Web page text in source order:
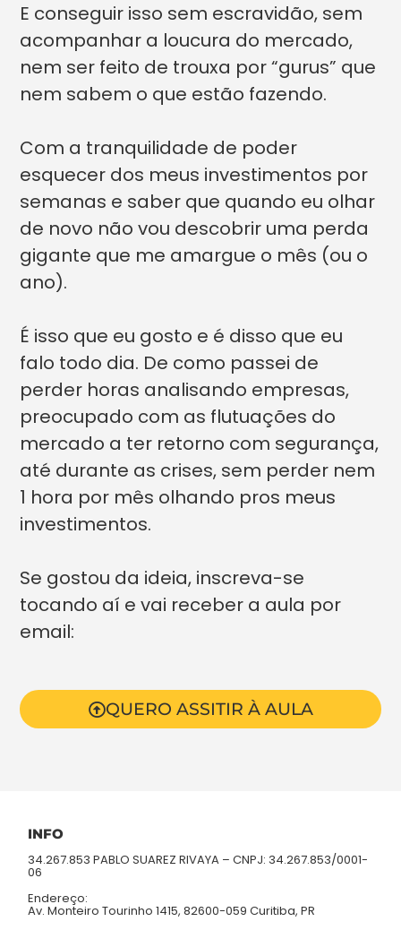
E conseguir isso sem escravidão, sem
acompanhar a loucura do mercado,
nem ser feito de trouxa por “gurus” que
nem sabem o que estão fazendo.
Com a tranquilidade de poder
esquecer dos meus investimentos por
semanas e saber que quando eu olhar
de novo não vou descobrir uma perda
gigante que me amargue o mês (ou o
ano).
É isso que eu gosto e é disso que eu
falo todo dia. De como passei de
perder horas analisando empresas,
preocupado com as flutuações do
mercado a ter retorno com segurança,
até durante as crises, sem perder nem
1 hora por mês olhando pros meus
investimentos.
Se gostou da ideia, inscreva-se
tocando aí e vai receber a aula por
email:
QUERO ASSITIR À AULA
INFO
34.267.853 PABLO SUAREZ RIVAYA – CNPJ: 34.267.853/0001-
06
Endereço:
Av. Monteiro Tourinho 1415, 82600-059 Curitiba, PR